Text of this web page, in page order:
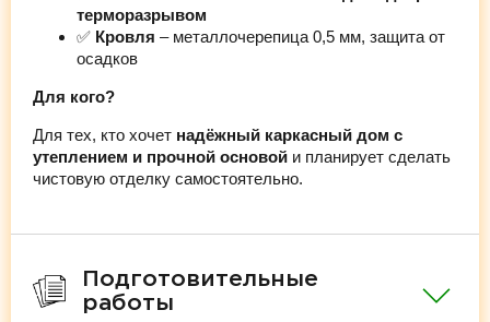
терморазрывом
✅ Кровля – металлочерепица 0,5 мм, защита от
осадков
Для кого?
Для тех, кто хочет надёжный каркасный дом с
утеплением и прочной основой и планирует сделать
чистовую отделку самостоятельно.
Подготовительные
работы